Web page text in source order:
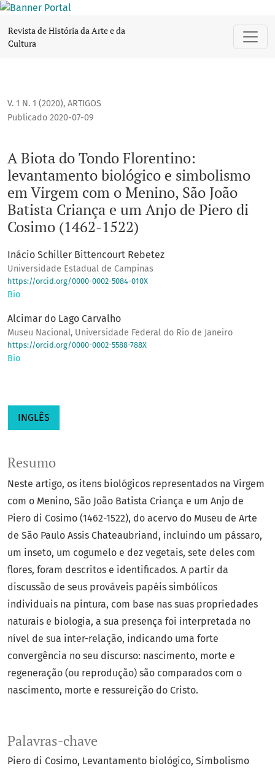
Revista de História da Arte e da
Cultura
V. 1 N. 1 (2020), ARTIGOS
A Biota do Tondo Florentino:
levantamento biológico e simbolismo
em Virgem com o Menino, São João
Batista Criança e um Anjo de Piero di
Cosimo (1462-1522)
Publicado 2020-07-09
Inácio Schiller Bittencourt Rebetez
Universidade Estadual de Campinas
https://orcid.org/0000-0002-5084-010X
Bio
Alcimar do Lago Carvalho
Museu Nacional, Universidade Federal do Rio de Janeiro
https://orcid.org/0000-0002-5588-788X
Bio
INGLÊS
Palavras-chave
Piero di Cosimo Levantamento biológico Simbolismo
Resumo
Neste artigo, os itens biológicos representados na Virgem
com o Menino, São João Batista Criança e um Anjo de
Piero di Cosimo (1462-1522), do acervo do Museu de Arte
de São Paulo Assis Chateaubriand, incluindo um pássaro,
um inseto, um cogumelo e dez vegetais, sete deles com
flores, foram descritos e identificados. A partir da
discussão de seus prováveis papéis simbólicos
individuais na pintura, com base nas suas propriedades
naturais e biologia, a sua presença foi interpretada no
nível de sua inter-relação, indicando uma forte
convergência no seu discurso: nascimento, morte e
regeneração (ou reprodução) são comparados com o
nascimento, morte e ressureição do Cristo.